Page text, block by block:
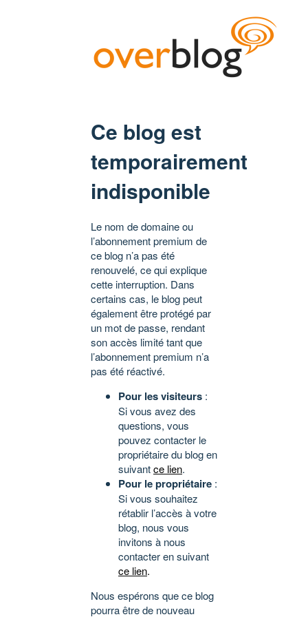
Ce blog est
temporairement
indisponible
Le nom de domaine ou
l’abonnement premium de
ce blog n’a pas été
renouvelé, ce qui explique
cette interruption. Dans
certains cas, le blog peut
également être protégé par
un mot de passe, rendant
son accès limité tant que
l’abonnement premium n’a
pas été réactivé.
Pour les visiteurs :
Si vous avez des
questions, vous
pouvez contacter le
propriétaire du blog en
suivantce lien.
Pour le propriétaire :
Si vous souhaitez
rétablir l’accès à votre
blog, nous vous
invitons à nous
contacter en suivant
ce lien.
Nous espérons que ce blog
pourra être de nouveau